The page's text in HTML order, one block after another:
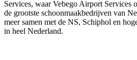
Services, waar Vebego Airport Services
de grootste schoonmaakbedrijven van
meer samen met de NS, Schiphol en
in heel Nederland.